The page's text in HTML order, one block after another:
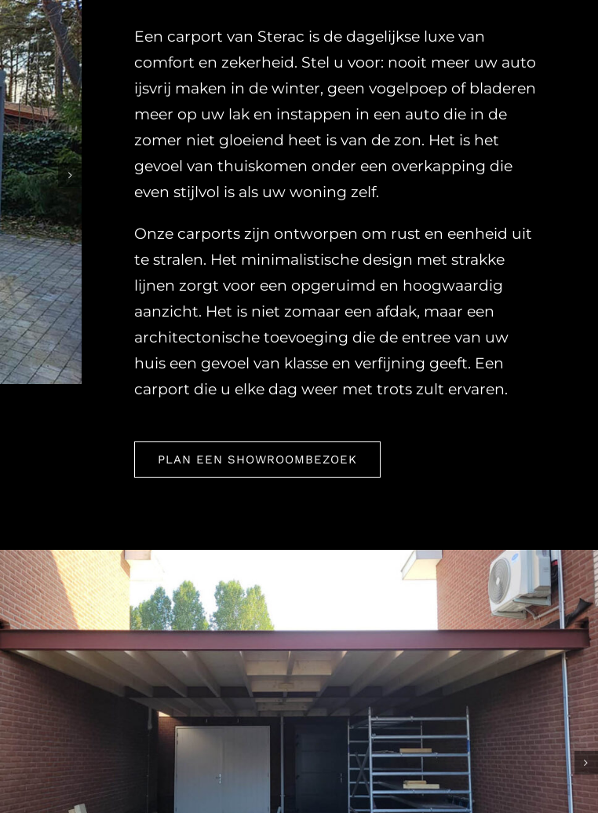
Een carport van Sterac is de dagelijkse luxe van
comfort en zekerheid. Stel u voor: nooit meer uw auto
ijsvrij maken in de winter, geen vogelpoep of bladeren
meer op uw lak en instappen in een auto die in de
zomer niet gloeiend heet is van de zon. Het is het
gevoel van thuiskomen onder een overkapping die
even stijlvol is als uw woning zelf.
Onze carports zijn ontworpen om rust en eenheid uit
te stralen. Het minimalistische design met strakke
lijnen zorgt voor een opgeruimd en hoogwaardig
aanzicht. Het is niet zomaar een afdak, maar een
architectonische toevoeging die de entree van uw
huis een gevoel van klasse en verfijning geeft. Een
carport die u elke dag weer met trots zult ervaren.
PLAN EEN SHOWROOMBEZOEK